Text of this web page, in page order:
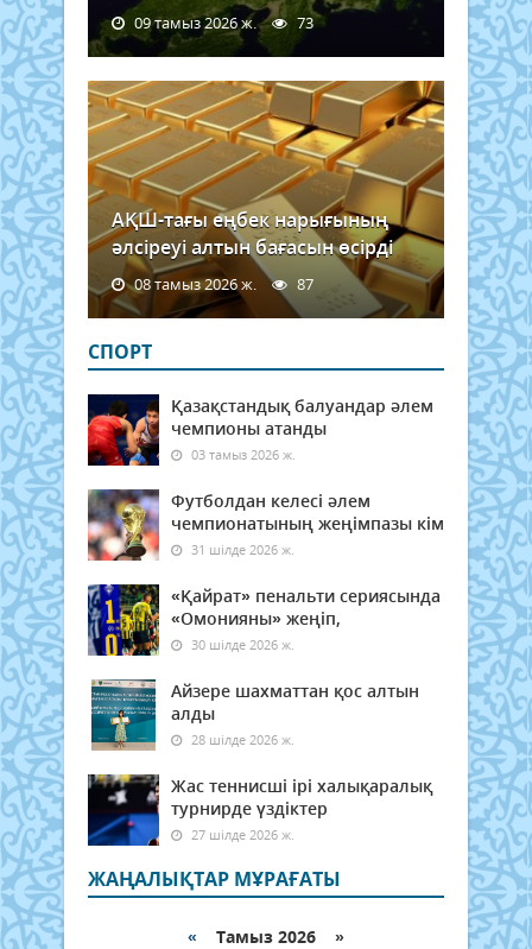
09 тамыз 2026 ж. 73
АҚШ-тағы еңбек нарығының
әлсіреуі алтын бағасын өсірді
08 тамыз 2026 ж. 87
СПОРТ
Қазақстандық балуандар әлем
чемпионы атанды
03 тамыз 2026 ж.
Футболдан келесі әлем
чемпионатының жеңімпазы кім
31 шілде 2026 ж.
«Қайрат» пенальти сериясында
«Омонияны» жеңіп,
30 шілде 2026 ж.
Айзере шахматтан қос алтын
алды
28 шілде 2026 ж.
Жас теннисші ірі халықаралық
турнирде үздіктер
27 шілде 2026 ж.
ЖАҢАЛЫҚТАР МҰРАҒАТЫ
« Тамыз 2026 »